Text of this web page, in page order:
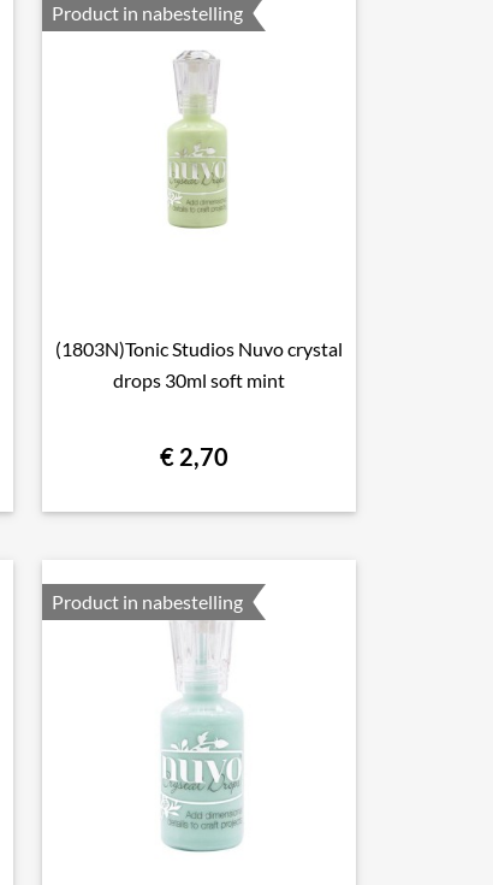
Product in nabestelling
 Snel bekijken
(1803N)Tonic Studios Nuvo crystal
drops 30ml soft mint
€ 2,70
Product in nabestelling